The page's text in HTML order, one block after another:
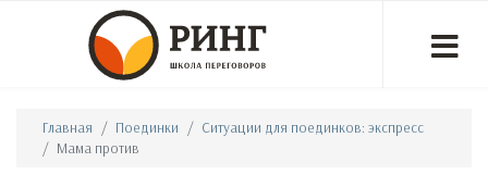
Главная Поединки
Ситуации для поединков: экспресс
Мама против